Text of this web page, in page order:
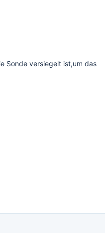
Sonde versiegelt ist,um das